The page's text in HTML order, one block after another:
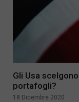
Gli Usa
portafogli?
18 Dicembre 2020